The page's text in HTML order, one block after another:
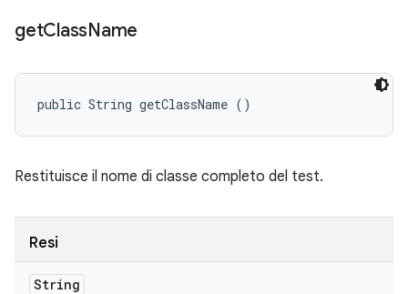
getClassName
public String getClassName ()
Restituisce il nome di classe completo del test.
Resi
String